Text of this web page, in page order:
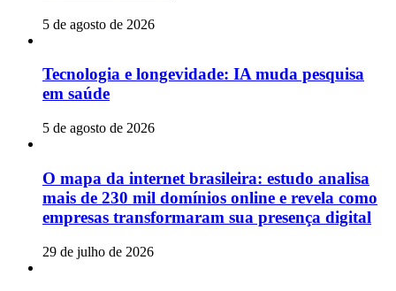
5 de agosto de 2026
Tecnologia e longevidade: IA muda pesquisa
em saúde
5 de agosto de 2026
O mapa da internet brasileira: estudo analisa
mais de 230 mil domínios online e revela como
empresas transformaram sua presença digital
29 de julho de 2026